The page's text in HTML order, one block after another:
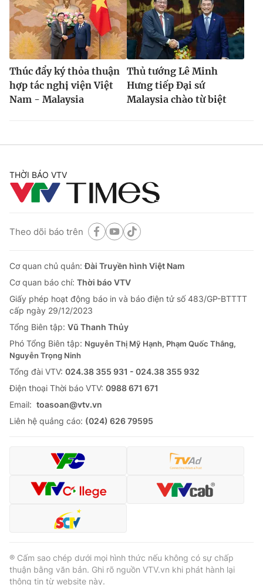
Thúc đẩy ký thỏa thuận
hợp tác nghị viện Việt
Nam - Malaysia
Thủ tướng Lê Minh
Hưng tiếp Đại sứ
Malaysia chào từ biệt
THỜI BÁO VTV
Theo dõi báo trên
Cơ quan chủ quản:Đài Truyền hình Việt Nam
Cơ quan báo chí: Thời báo VTV
Giấy phép hoạt động báo in và báo điện tử số 483/GP-BTTTT
cấp ngày 29/12/2023
Tổng Biên tập: Vũ Thanh Thủy
Phó Tổng Biên tập: Nguyễn Thị Mỹ Hạnh, Phạm Quốc Thắng,
Nguyễn Trọng Ninh
Tổng đài VTV: 024.38 355 931 - 024.38 355 932
Ðiện thoại Thời báo VTV: 0988 671 671
Email: toasoan@vtv.vn
Liên hệ quảng cáo: (024) 626 79595
® Cấm sao chép dưới mọi hình thức nếu không có sự chấp
thuận bằng văn bản. Ghi rõ nguồn VTV.vn khi phát hành lại
thông tin từ website này.